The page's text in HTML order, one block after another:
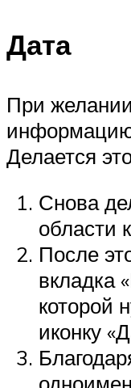
Дата
При
Делается
Снова
области
После
вкладка
которой
иконку